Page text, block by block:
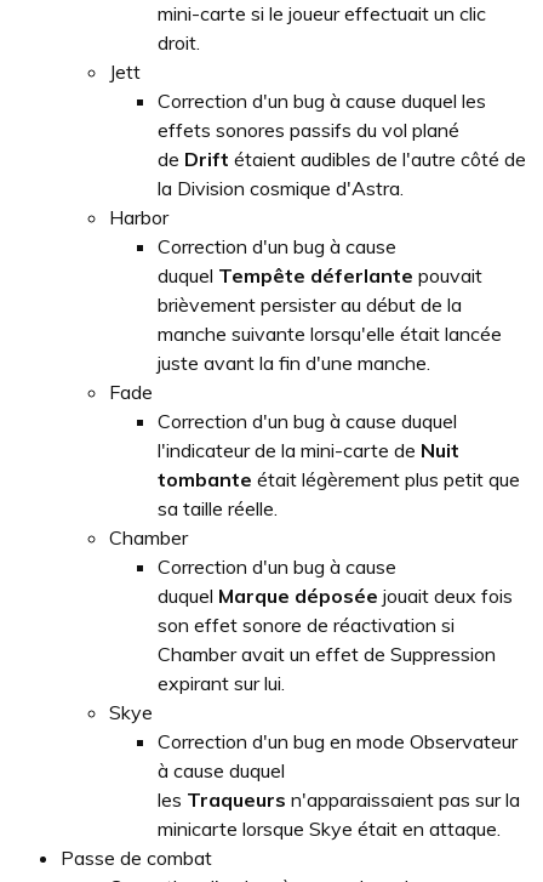
mini-carte si le joueur effectuait un clic
droit.
Jett
Correction d'un bug à cause duquel les
effets sonores passifs du vol plané
de Drift étaient audibles de l'autre côté de
la Division cosmique d'Astra.
Harbor
Correction d'un bug à cause
duquel Tempête déferlante pouvait
brièvement persister au début de la
manche suivante lorsqu'elle était lancée
juste avant la fin d'une manche.
Fade
Correction d'un bug à cause duquel
l'indicateur de la mini-carte de Nuit
tombante était légèrement plus petit que
sa taille réelle.
Chamber
Correction d'un bug à cause
duquel Marque déposée jouait deux fois
son effet sonore de réactivation si
Chamber avait un effet de Suppression
expirant sur lui.
Skye
Correction d'un bug en mode Observateur
à cause duquel
les Traqueurs n'apparaissaient pas sur la
minicarte lorsque Skye était en attaque.
Passe de combat